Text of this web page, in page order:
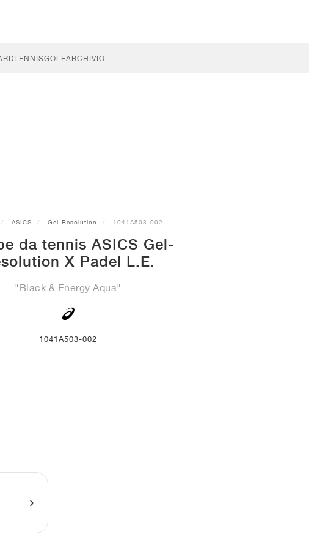
TENNISGOLFARCHIVIO
ASICS Gel-Resolution 1041A503-002
da tennis ASICS Gel-
X Padel L.E.
"Black & Energy Aqua"
1041A503-002